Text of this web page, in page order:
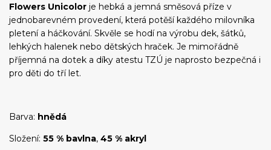
Flowers Unicolor je hebká a jemná směsová příze v
jednobarevném provedení, která potěší každého milovníka
pletení a háčkování. Skvěle se hodí na výrobu dek, šátků,
lehkých halenek nebo dětských hraček. Je mimořádně
příjemná na dotek a díky atestu TZÚ je naprosto bezpečná i
pro děti do tří let.
Barva: hnědá
Složení: 55 % bavlna, 45 % akryl